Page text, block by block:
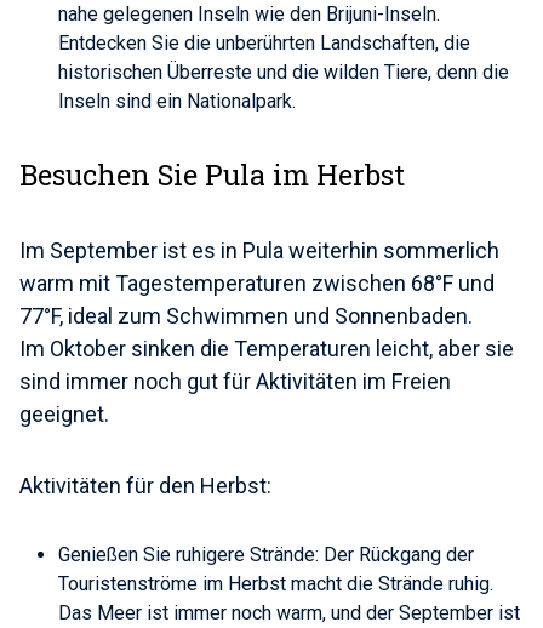
nahe gelegenen Inseln wie den Brijuni-Inseln.
Entdecken Sie die unberührten Landschaften, die
historischen Überreste und die wilden Tiere, denn die
Inseln sind ein Nationalpark.
Besuchen Sie Pula im Herbst
Im September ist es in Pula weiterhin sommerlich
warm mit Tagestemperaturen zwischen 68°F und
77°F, ideal zum Schwimmen und Sonnenbaden.
Im Oktober sinken die Temperaturen leicht, aber sie
sind immer noch gut für Aktivitäten im Freien
geeignet.
Aktivitäten für den Herbst:
Genießen Sie ruhigere Strände: Der Rückgang der
Touristenströme im Herbst macht die Strände ruhig.
Das Meer ist immer noch warm, und der September ist